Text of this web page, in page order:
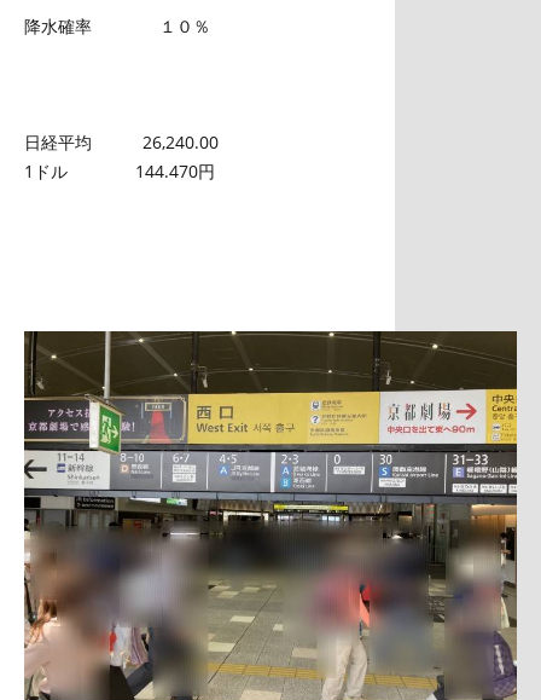
降水確率 １０％
日経平均 26,240.00
1ドル 144.470円